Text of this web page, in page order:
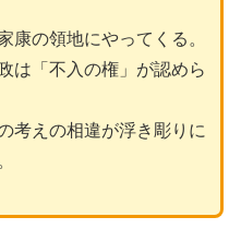
康の領地にやってくる。
は「不入の権」が認めら
考えの相違が浮き彫りに